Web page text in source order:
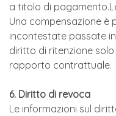
a titolo di
Una compensazione è
incontestate passate
diritto di ritenzione
rapporto contrattuale.
6. Diritto di revoca
Le informazioni sul